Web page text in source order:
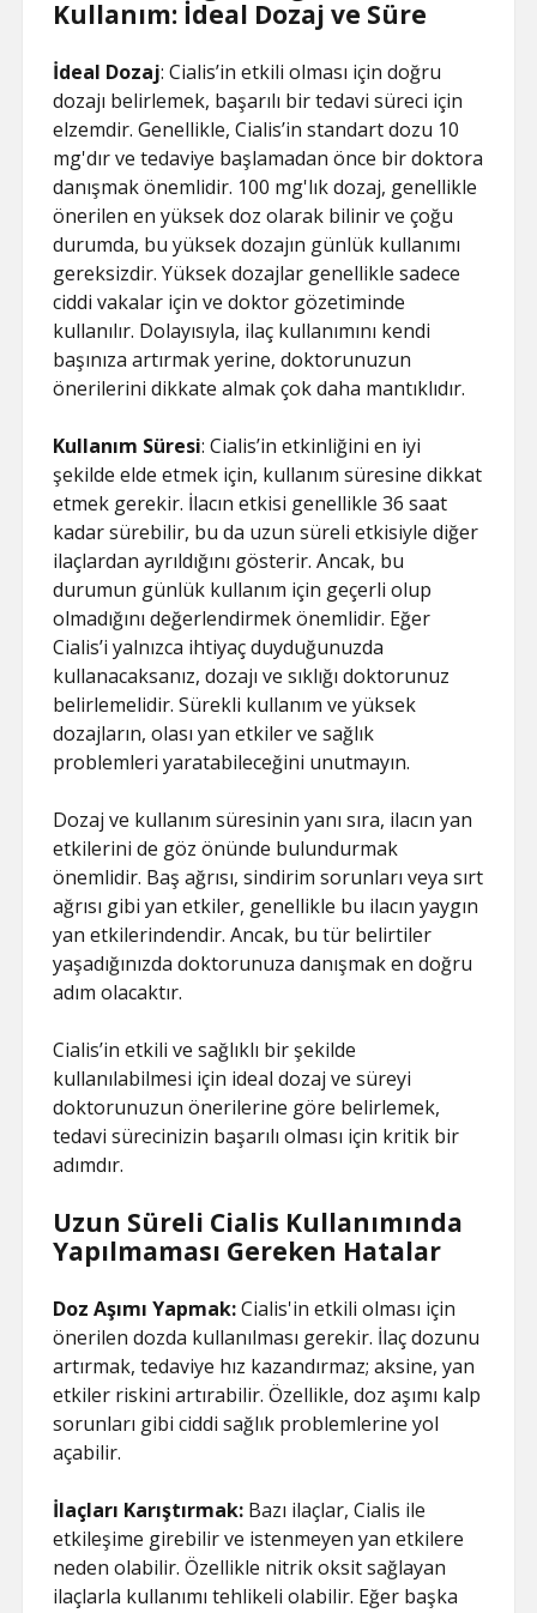
Kullanım: İdeal Dozaj ve Süre
İdeal Dozaj: Cialis’in etkili olması için doğru
dozajı belirlemek, başarılı bir tedavi süreci için
elzemdir. Genellikle, Cialis’in standart dozu 10
mg'dır ve tedaviye başlamadan önce bir doktora
danışmak önemlidir. 100 mg'lık dozaj, genellikle
önerilen en yüksek doz olarak bilinir ve çoğu
durumda, bu yüksek dozajın günlük kullanımı
gereksizdir. Yüksek dozajlar genellikle sadece
ciddi vakalar için ve doktor gözetiminde
kullanılır. Dolayısıyla, ilaç kullanımını kendi
başınıza artırmak yerine, doktorunuzun
önerilerini dikkate almak çok daha mantıklıdır.
Kullanım Süresi: Cialis’in etkinliğini en iyi
şekilde elde etmek için, kullanım süresine dikkat
etmek gerekir. İlacın etkisi genellikle 36 saat
kadar sürebilir, bu da uzun süreli etkisiyle diğer
ilaçlardan ayrıldığını gösterir. Ancak, bu
durumun günlük kullanım için geçerli olup
olmadığını değerlendirmek önemlidir. Eğer
Cialis’i yalnızca ihtiyaç duyduğunuzda
kullanacaksanız, dozajı ve sıklığı doktorunuz
belirlemelidir. Sürekli kullanım ve yüksek
dozajların, olası yan etkiler ve sağlık
problemleri yaratabileceğini unutmayın.
Dozaj ve kullanım süresinin yanı sıra, ilacın yan
etkilerini de göz önünde bulundurmak
önemlidir. Baş ağrısı, sindirim sorunları veya sırt
ağrısı gibi yan etkiler, genellikle bu ilacın yaygın
yan etkilerindendir. Ancak, bu tür belirtiler
yaşadığınızda doktorunuza danışmak en doğru
adım olacaktır.
Cialis’in etkili ve sağlıklı bir şekilde
kullanılabilmesi için ideal dozaj ve süreyi
doktorunuzun önerilerine göre belirlemek,
tedavi sürecinizin başarılı olması için kritik bir
adımdır.
Uzun Süreli Cialis Kullanımında
Yapılmaması Gereken Hatalar
Doz Aşımı Yapmak:Cialis'in etkili olması için
önerilen dozda kullanılması gerekir. İlaç dozunu
artırmak, tedaviye hız kazandırmaz; aksine, yan
etkiler riskini artırabilir. Özellikle, doz aşımı kalp
sorunları gibi ciddi sağlık problemlerine yol
açabilir.
İlaçları Karıştırmak: Bazı ilaçlar, Cialis ile
etkileşime girebilir ve istenmeyen yan etkilere
neden olabilir. Özellikle nitrik oksit sağlayan
ilaçlarla kullanımı tehlikeli olabilir. Eğer başka